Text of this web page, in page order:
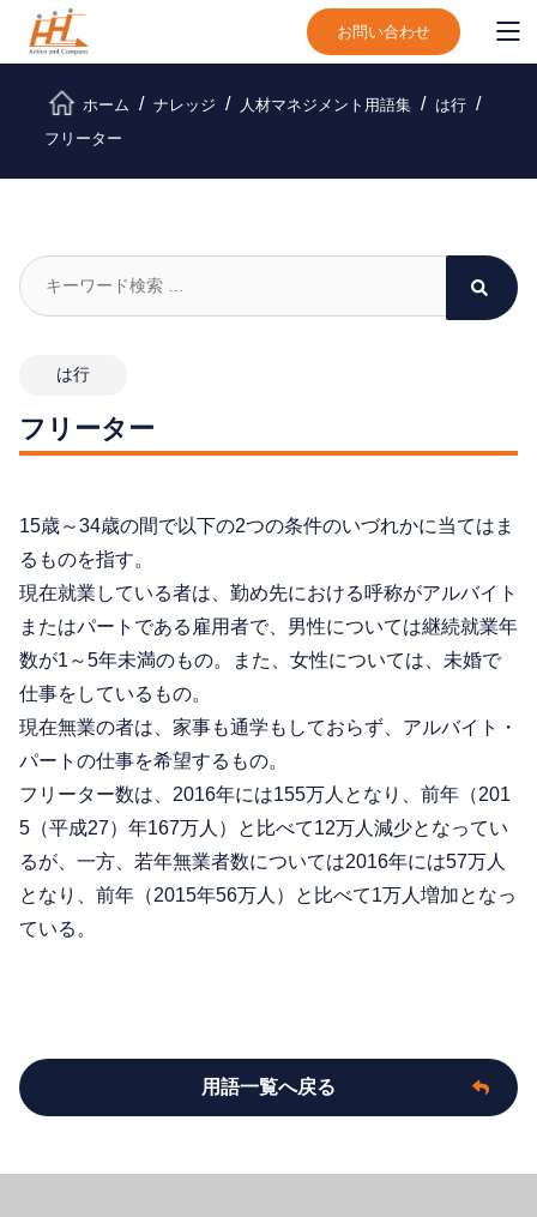
お問い合わせ
ホーム ナレッジ 人材マネジメント用語集
は行
フリーター
は行
フリーター
15歳～34歳の間で以下の2つの条件のいづれかに当てはま
るものを指す。
現在就業している者は、勤め先における呼称がアルバイト
またはパートである雇用者で、男性については継続就業年
数が1～5年未満のもの。また、女性については、未婚で
仕事をしているもの。
現在無業の者は、家事も通学もしておらず、アルバイト・
パートの仕事を希望するもの。
フリーター数は、2016年には155万人となり、前年（201
5（平成27）年167万人）と比べて12万人減少となってい
るが、一方、若年無業者数については2016年には57万人
となり、前年（2015年56万人）と比べて1万人増加となっ
ている。
用語一覧へ戻る